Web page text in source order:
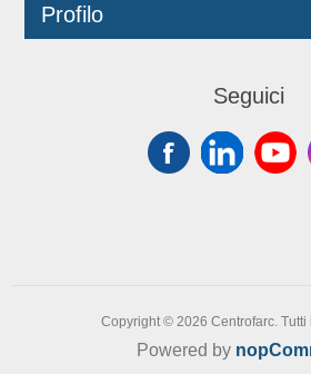
Profilo
Seguici
Copyright © 2026 Centrofarc. Tutti
Powered by